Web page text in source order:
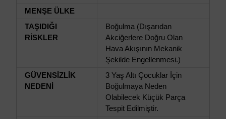
MENŞE ÜLKE
TAŞIDIĞI
RİSKLER
Boğulma (Dışarıdan
Akciğerlere Doğru Olan
Hava Akışının Mekanik
Şekilde Engellenmesi.)
GÜVENSİZLİK
NEDENİ
3 Yaş Altı Çocuklar İçin
Boğulmaya Neden
Olabilecek Küçük Parça
Tespit Edilmiştir.